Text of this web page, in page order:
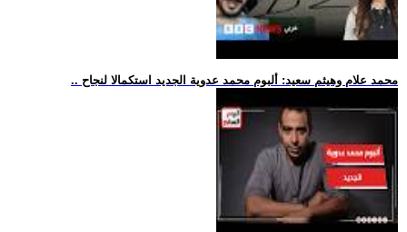
.. محمد علام وهيثم سعيد: ألبوم محمد عدوية الجديد استكمالا لنجاح